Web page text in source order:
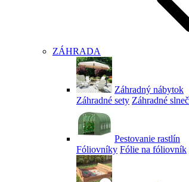
ZÁHRADA
Záhradný nábytok
Záhradné sety Záhradné
Pestovanie rastlín
Fóliovníky Fólie na fóliovník